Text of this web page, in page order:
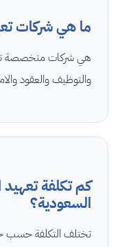
ما هي شركات
هي شركات متخصصة
والتوظيف والعقود
كم تكلفة تعهيد
السعودية؟
تختلف التكلفة حسب